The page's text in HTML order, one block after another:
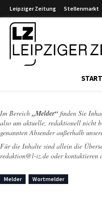
Leipziger Zeitung Stellenmarkt
Im Bereich „Melder“ finden Sie
also um aktuelle, redaktionell nicht
genannten Absender außerhalb
Für die Inhalte sind allein die
redaktion@l-iz.de oder kontaktieren
Melder Wortmelder